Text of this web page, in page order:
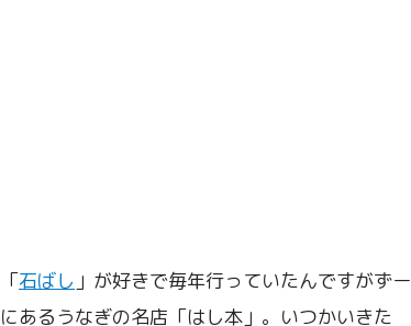
石ばし 」が好きで毎年行っていたんですがずー
あるうなぎの名店「はし本」。いつかいきた